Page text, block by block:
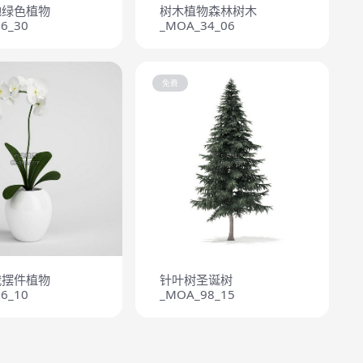
色植物
树木植物森林树木
_MOA_34_06
件植物
免费
针叶树圣诞树
_MOA_98_15